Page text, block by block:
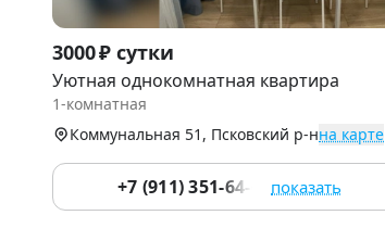
Item
1
of
3000 ₽ сутки
Уютная однокомнатная квартира
1-комнатная
Коммунальная 51, Псковский р-нна карте
+7 (911) 351-64-60 показать